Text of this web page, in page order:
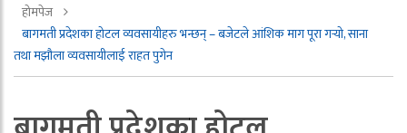
होमपेज
बागमती प्रदेशका होटल व्यवसायीहरु भन्छन् – बजेटले आंशिक माग पूरा गर्‍यो, साना
तथा मझौला व्यवसायीलाई राहत पुगेन